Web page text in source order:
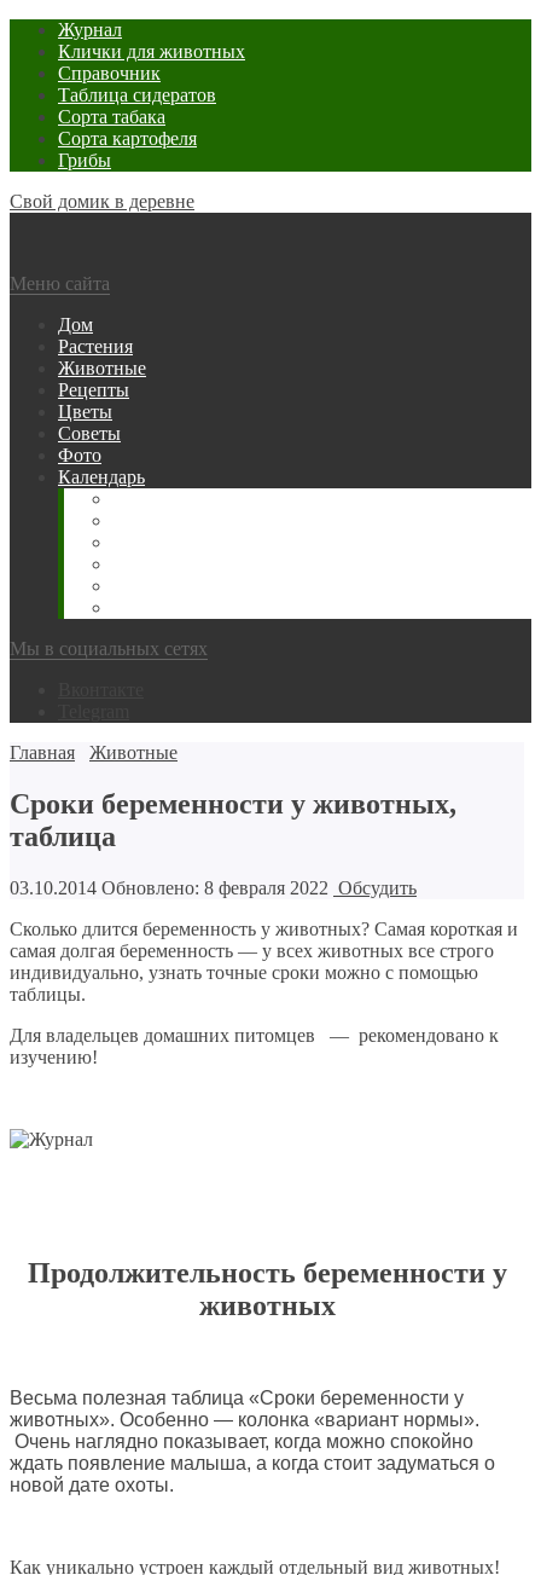
Журнал
Клички для животных
Справочник
Таблица сидератов
Сорта табака
Сорта картофеля
Грибы
Свой домик в деревне
Меню сайта
Дом
Растения
Животные
Рецепты
Цветы
Советы
Фото
Календарь
Мы в социальных сетях
Главная
Животные
Сроки беременности у животных,
таблица
03.10.2014 Обновлено: 8 февраля 2022 Обсудить
Сколько длится беременность у животных? Самая короткая и
самая долгая беременность — у всех животных все строго
индивидуально, узнать точные сроки можно с помощью
таблицы.
Для владельцев домашних питомцев — рекомендовано к
изучению!
Продолжительность беременности у
животных
Весьма полезная таблица «Сроки беременности у
животных». Особенно — колонка «вариант нормы».
Очень наглядно показывает, когда можно спокойно
ждать появление малыша, а когда стоит задуматься о
новой дате охоты.
Как уникально устроен каждый отдельный вид животных!